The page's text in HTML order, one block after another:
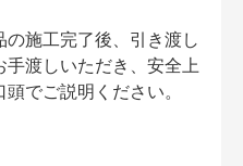
の施工完了後、引き渡し
渡しいただき、安全上
でご説明ください。